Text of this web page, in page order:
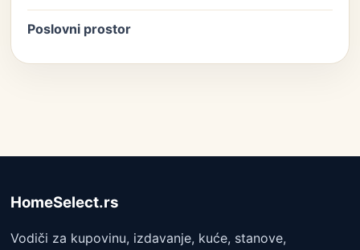
Poslovni prostor
HomeSelect.rs
Vodiči za kupovinu, izdavanje, kuće, stanove,